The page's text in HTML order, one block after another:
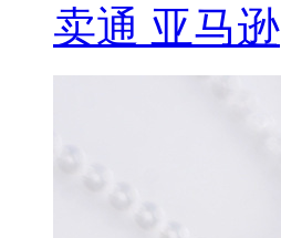
卖通 亚马逊